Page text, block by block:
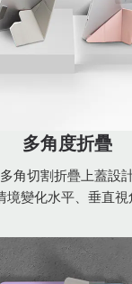
多角度折疊
角切割折疊上蓋設
境變化水平、垂直視